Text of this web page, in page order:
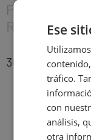
POWER C+ &
36,00
Ese
tráfico.
con
análisis,
otra